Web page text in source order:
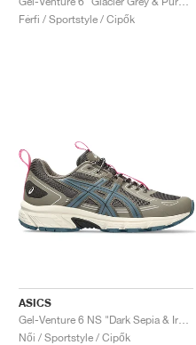
Férfi / Sportstyle / Cipők
ASICS
Női / Sportstyle / Cipők